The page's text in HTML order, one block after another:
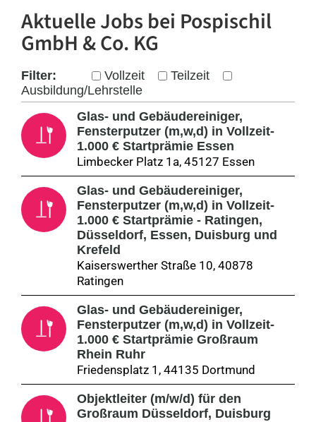
Aktuelle Jobs bei Pospischil
GmbH & Co. KG
Filter: Vollzeit
Teilzeit
Ausbildung/Lehrstelle
Glas- und Gebäudereiniger,
Fensterputzer (m,w,d) in Vollzeit-
1.000 € Startprämie Essen
Limbecker Platz 1a, 45127 Essen
Glas- und Gebäudereiniger,
Fensterputzer (m,w,d) in Vollzeit-
1.000 € Startprämie - Ratingen,
Düsseldorf, Essen, Duisburg und
Krefeld
Kaiserswerther Straße 10, 40878
Ratingen
Glas- und Gebäudereiniger,
Fensterputzer (m,w,d) in Vollzeit-
1.000 € Startprämie Großraum
Rhein Ruhr
Friedensplatz 1, 44135 Dortmund
Objektleiter (m/w/d) für den
Großraum Düsseldorf, Duisburg